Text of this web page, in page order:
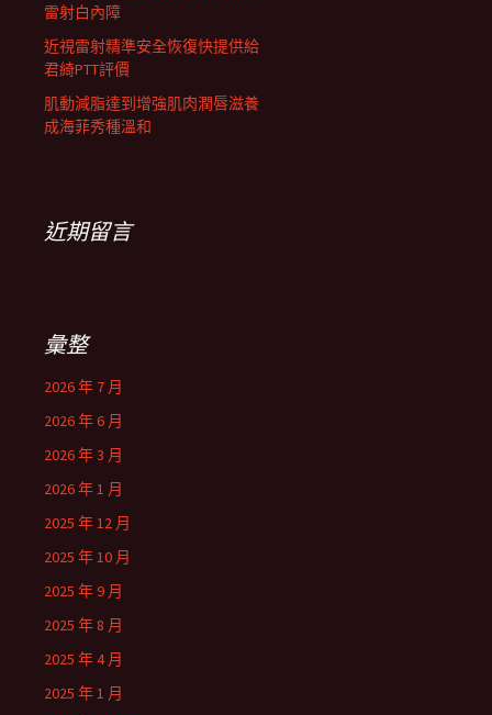
雷射白內障
近視雷射精準安全恢復快提供給
君綺PTT評價
肌動減脂達到增強肌肉潤唇滋養
成海菲秀種溫和
近期留言
彙整
2026 年 7 月
2026 年 6 月
2026 年 3 月
2026 年 1 月
2025 年 12 月
2025 年 10 月
2025 年 9 月
2025 年 8 月
2025 年 4 月
2025 年 1 月